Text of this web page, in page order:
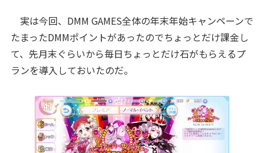
実は今回、DMM GAMES全体の年末年始キャンペーンで
たまったDMMポイントがあったのでちょっとだけ課金し
て、先月末ぐらいから毎日ちょっとだけ石がもらえるプ
ランを導入しておいたのだ。